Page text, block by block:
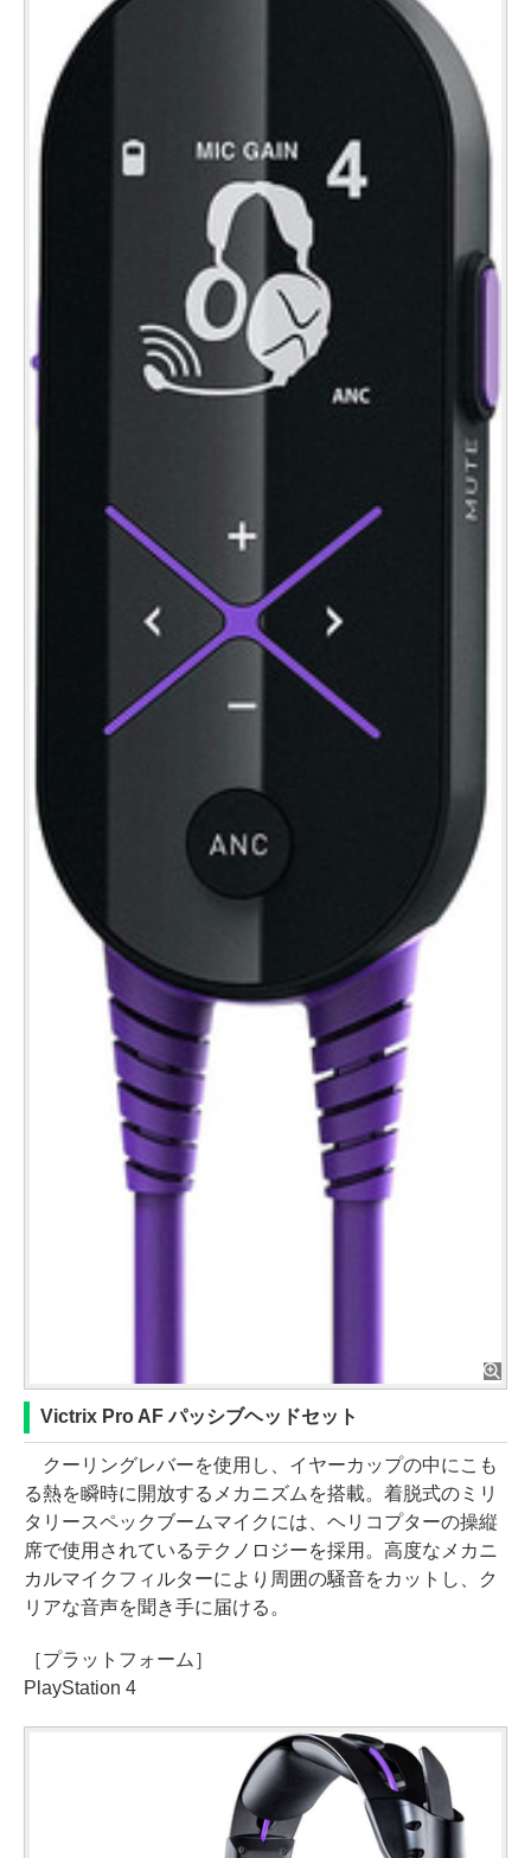
Victrix Pro AF パッシブヘッドセット
クーリングレバーを使用し、イヤーカップの中にこも
る熱を瞬時に開放するメカニズムを搭載。着脱式のミリ
タリースペックブームマイクには、ヘリコプターの操縦
席で使用されているテクノロジーを採用。高度なメカニ
カルマイクフィルターにより周囲の騒音をカットし、ク
リアな音声を聞き手に届ける。
［プラットフォーム］
PlayStation 4